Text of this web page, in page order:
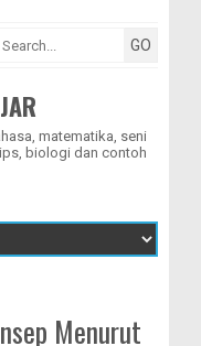
matematika, seni
biologi dan contoh
Menurut